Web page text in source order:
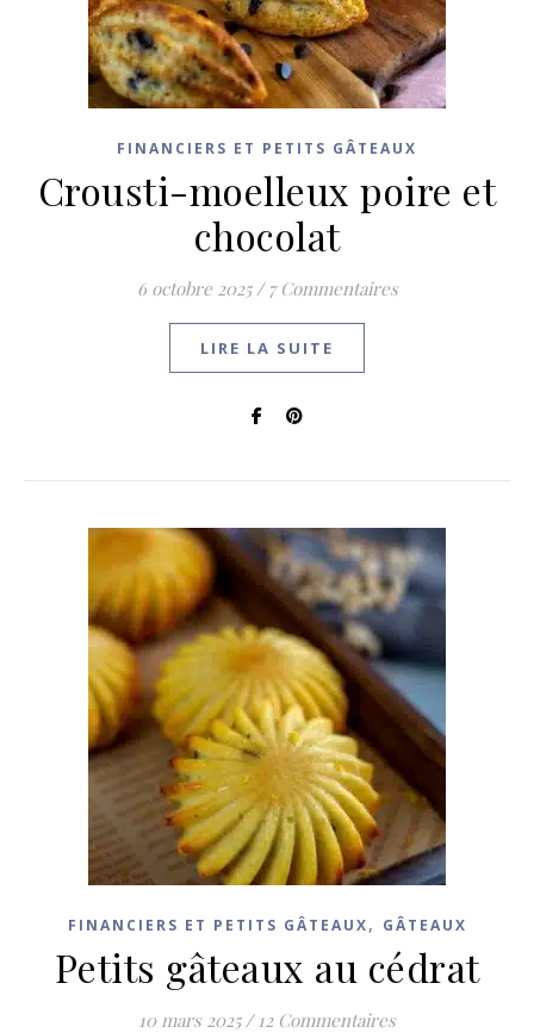
FINANCIERS ET PETITS GÂTEAUX
Crousti-moelleux poire et
chocolat
6 octobre 2025 / 7 Commentaires
LIRE LA SUITE
FINANCIERS ET PETITS GÂTEAUX, GÂTEAUX
Petits gâteaux au cédrat
10 mars 2025 / 12 Commentaires